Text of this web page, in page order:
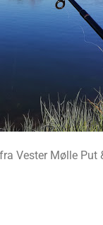
Vester Mølle Put